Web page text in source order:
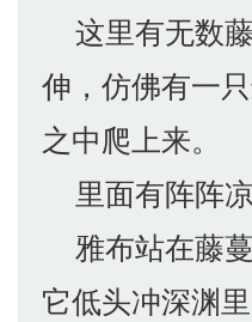
这里有无数
伸，仿佛有一
之中爬上来。
里面有阵阵凉
雅布站在藤蔓
它低头冲深渊